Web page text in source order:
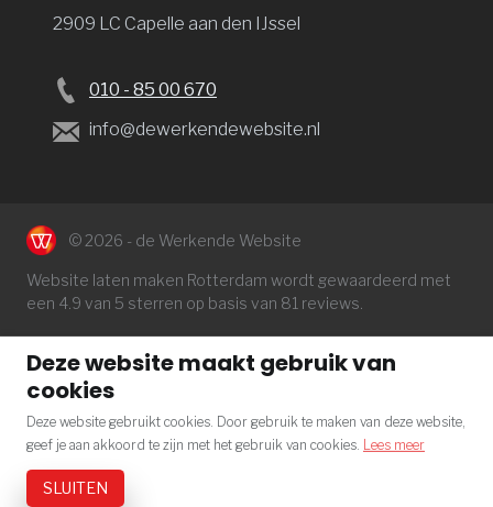
2909 LC Capelle aan den IJssel
010 - 85 00 670
info@dewerkendewebsite.nl
© 2026 - de Werkende Website
Website laten maken Rotterdam wordt gewaardeerd met
een 4.9 van 5 sterren op basis van 81 reviews.
Deze website maakt gebruik van
cookies
Deze website gebruikt cookies. Door gebruik te maken van deze website,
geef je aan akkoord te zijn met het gebruik van cookies. Lees meer
SLUITEN